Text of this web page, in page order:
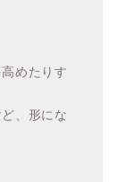
めたりす
、形にな